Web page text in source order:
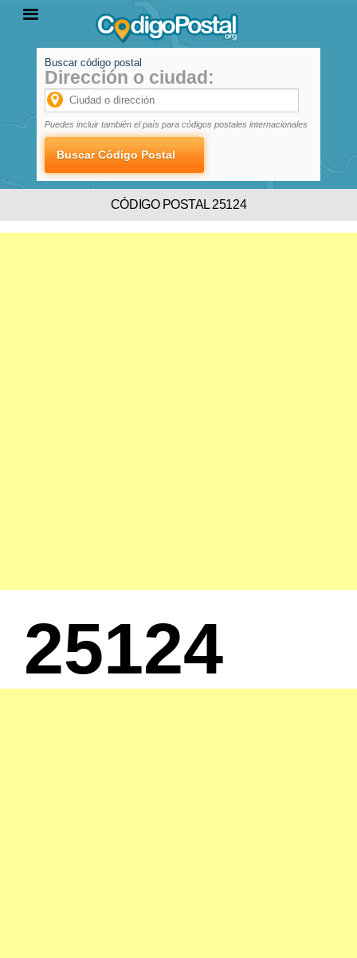
PROVINCIAS
LOCALIDADES
Buscar código postal
Dirección o ciudad:
Puedes incluir también el país para códigos postales internacionales
CÓDIGO POSTAL 25124
25124